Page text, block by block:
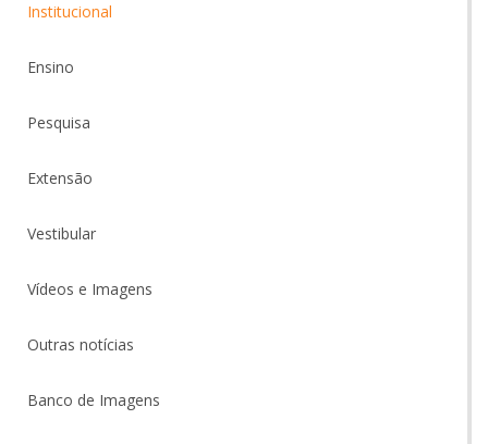
Institucional
Ensino
Pesquisa
Extensão
Vestibular
Vídeos e Imagens
Outras notícias
Banco de Imagens